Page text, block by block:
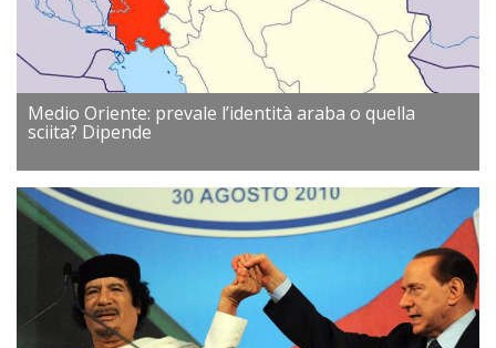
Medio Oriente: prevale l’identità araba o quella
sciita? Dipende